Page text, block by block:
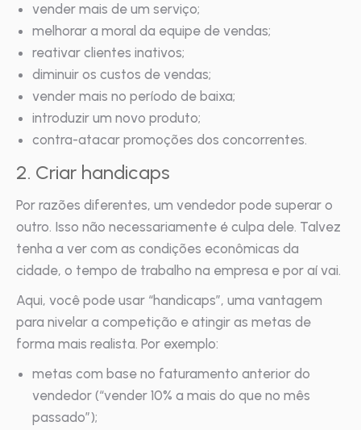
vender mais de um serviço;
melhorar a moral da equipe de vendas;
reativar clientes inativos;
diminuir os custos de vendas;
vender mais no período de baixa;
introduzir um novo produto;
contra-atacar promoções dos concorrentes.
2. Criar handicaps
Por razões diferentes, um vendedor pode superar o
outro. Isso não necessariamente é culpa dele. Talvez
tenha a ver com as condições econômicas da
cidade, o tempo de trabalho na empresa e por aí vai.
Aqui, você pode usar “handicaps”, uma vantagem
para nivelar a competição e atingir as metas de
forma mais realista. Por exemplo:
metas com base no faturamento anterior do
vendedor (“vender 10% a mais do que no mês
passado”);